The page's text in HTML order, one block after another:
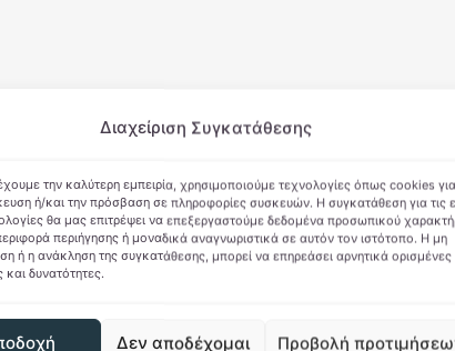
Διαχείριση Συγκατάθεσης
την καλύτερη εμπειρία, χρησιμοποιούμε τεχνολογίες όπως cookies για
ή/και την πρόσβαση σε πληροφορίες συσκευών. Η συγκατάθεση για τις
θα μας επιτρέψει να επεξεργαστούμε δεδομένα προσωπικού
περιήγησης ή μοναδικά αναγνωριστικά σε αυτόν τον ιστότοπο. Η μη
ή η ανάκληση της συγκατάθεσης, μπορεί να επηρεάσει αρνητικά ορισμένες
και δυνατότητες.
Δεν αποδέχομαι Προβολή